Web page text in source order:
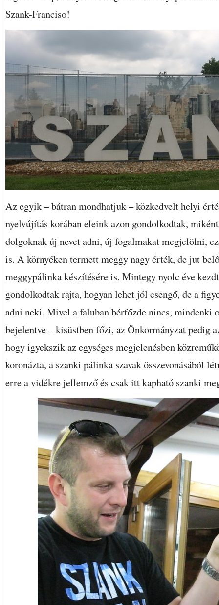
Szank-Franciso!
Az egyik – bátran mondhatjuk – közkedvelt helyi
nyelvújítás korában eleink azon gondolkodtak,
dolgoknak új nevet adni, új fogalmakat megjelölni,
is. A környéken termett meggy nagy érték, de jut
meggypálinka készítésére is. Mintegy nyolc éve
gondolkodtak rajta, hogyan lehet jól csengő, de a
adni neki. Mivel a faluban bérfőzde nincs, mindenki
bejelentve – kisüstben főzi, az Önkormányzat pedig
hogy igyekszik az egységes megjelenésben
koronázta, a szanki pálinka szavak összevonásából
erre a vidékre jellemző és csak itt kapható szanki